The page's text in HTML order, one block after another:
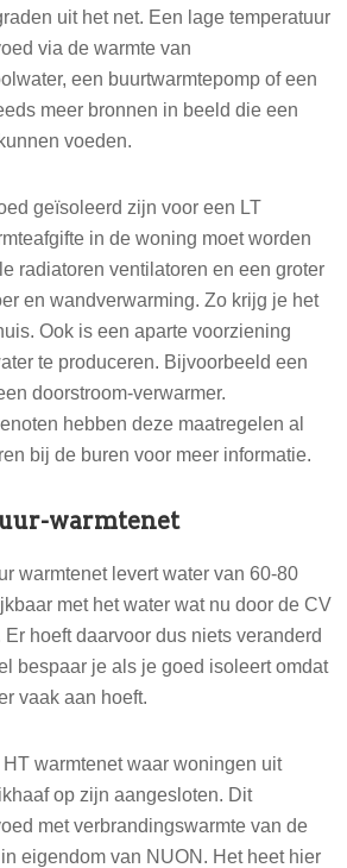
uit het net. Een lage temperatuur
via de warmte van
een buurtwarmtepomp of een
meer bronnen in beeld die een
voeden.
geïsoleerd zijn voor een LT
in de woning moet worden
radiatoren ventilatoren en een groter
en wandverwarming. Zo krijg je het
Ook is een aparte voorziening
te produceren. Bijvoorbeeld een
doorstroom-verwarmer.
hebben deze maatregelen al
bij de buren voor meer informatie.
warmtenet
warmtenet levert water van 60-80
met het water wat nu door de CV
hoeft daarvoor dus niets veranderd
bespaar je als je goed isoleert omdat
vaak aan hoeft.
HT warmtenet waar woningen uit
op zijn aangesloten. Dit
met verbrandingswarmte van de
eigendom van NUON. Het heet hier